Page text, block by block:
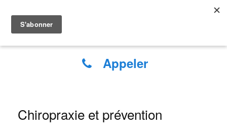
Chiropracteur à GRANVILLE
Appeler
Chiropraxie et prévention